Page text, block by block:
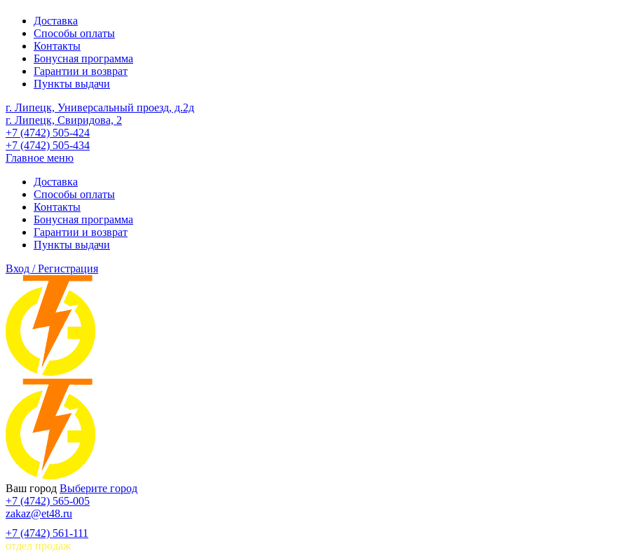
Доставка
Способы оплаты
Контакты
Бонусная программа
Гарантии и возврат
Пункты выдачи
г. Липецк, Универсальный проезд, д.2д
г. Липецк, Свиридова, 2
+7 (4742) 505-424
+7 (4742) 505-434
Главное меню
Доставка
Способы оплаты
Контакты
Бонусная программа
Гарантии и возврат
Пункты выдачи
Вход / Регистрация
Ваш город Выберите город
+7 (4742) 565-005
zakaz@et48.ru
+7 (4742) 561-111
отдел продаж